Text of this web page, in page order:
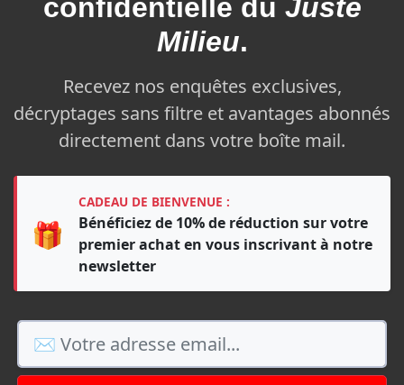
confidentielle du Juste
Milieu.
Recevez nos enquêtes exclusives,
décryptages sans filtre et avantages abonnés
directement dans votre boîte mail.
🎁
CADEAU DE BIENVENUE :
Bénéficiez de 10% de réduction sur votre
premier achat en vous inscrivant à notre
newsletter